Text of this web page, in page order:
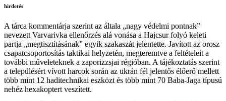
hirdetés
A tárca kommentárja szerint az általa „nagy védelmi pontnak”
nevezett Varvarivka ellenőrzés alá vonása a Hajcsur folyó keleti
partja „megtisztításának” egyik szakaszát jelentette. Javított az orosz
csapatcsoportosítás taktikai helyzetén, megteremtve a feltételeit a
további műveleteknek a zaporizzsjai régióban. A tájékoztatás szerint
a településért vívott harcok során az ukrán fél jelentős élőerő mellett
több mint 12 haditechnikai eszközt és több mint 70 Baba-Jaga típusú
nehéz hexakoptert veszített.